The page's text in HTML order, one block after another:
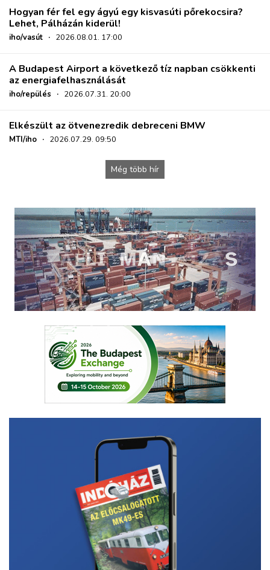
Hogyan fér fel egy ágyú egy kisvasúti pőrekocsira?
Lehet, Pálházán kiderül!
iho/vasút · 2026.08.01. 17:00
A Budapest Airport a következő tíz napban csökkenti
az energiafelhasználását
iho/repülés · 2026.07.31. 20:00
Elkészült az ötvenezredik debreceni BMW
MTI/iho · 2026.07.29. 09:50
Még több hír